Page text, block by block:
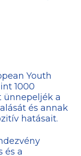
Youth
1000
ünnepeljék a
és annak
hatásait.
és a